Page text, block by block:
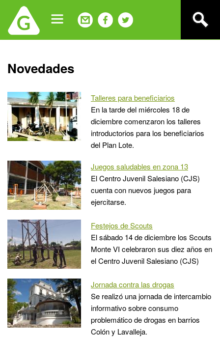
navigation
Back
to
Novedades
Talleres para beneficiarios
En la tarde del miércoles 18 de
diciembre comenzaron los talleres
introductorios para los beneficiarios
del Plan Lote.
Juegos saludables en zona 13
El Centro Juvenil Salesiano (CJS)
cuenta con nuevos juegos para
ejercitarse.
Festejos de Scouts
El sábado 14 de diciembre los Scouts
Monte VI celebraron sus diez años en
el Centro Juvenil Salesiano (CJS)
Jornada contra las drogas
Se realizó una jornada de intercambio
informativo sobre consumo
problemático de drogas en barrios
Colón y Lavalleja.